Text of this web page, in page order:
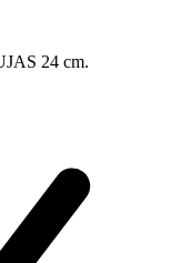
24 cm.